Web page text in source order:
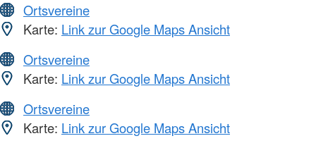
Ortsvereine
Karte: Link zur Google Maps Ansicht
Ortsvereine
Karte: Link zur Google Maps Ansicht
Ortsvereine
Karte: Link zur Google Maps Ansicht